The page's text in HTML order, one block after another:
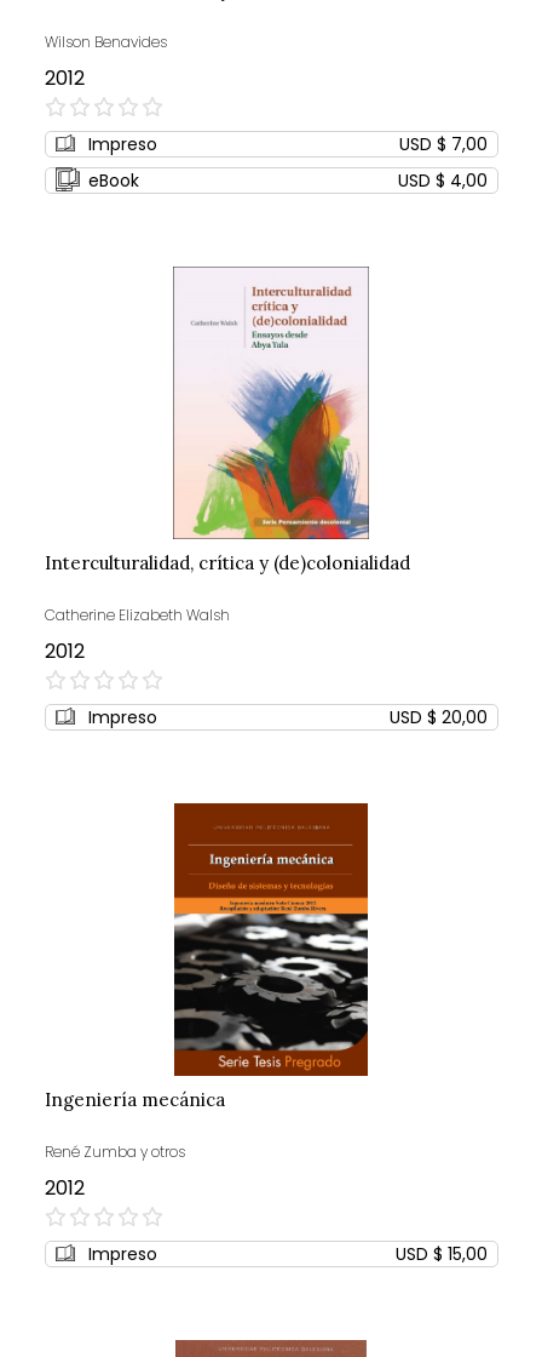
Wilson Benavides
2012
0%
Impreso
USD $ 7,00
eBook
USD $ 4,00
Interculturalidad, crítica y (de)colonialidad
Catherine Elizabeth Walsh
2012
0%
Impreso USD $ 20,00
Ingeniería mecánica
René Zumba y otros
2012
0%
Impreso USD $ 15,00